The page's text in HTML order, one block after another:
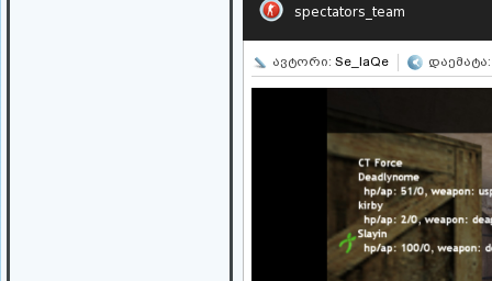
spectators_team
ავტორი: Se_IaQe დაემატა: